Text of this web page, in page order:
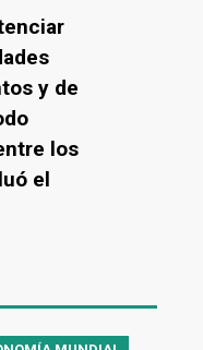
y de
los
el